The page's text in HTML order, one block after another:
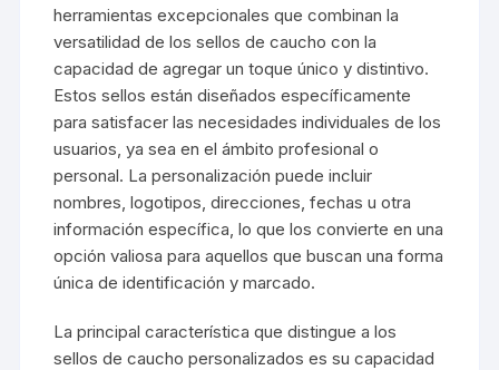
herramientas excepcionales que combinan la
versatilidad de los sellos de caucho con la
capacidad de agregar un toque único y distintivo.
Estos sellos están diseñados específicamente
para satisfacer las necesidades individuales de los
usuarios, ya sea en el ámbito profesional o
personal. La personalización puede incluir
nombres, logotipos, direcciones, fechas u otra
información específica, lo que los convierte en una
opción valiosa para aquellos que buscan una forma
única de identificación y marcado.
La principal característica que distingue a los
sellos de caucho personalizados es su capacidad